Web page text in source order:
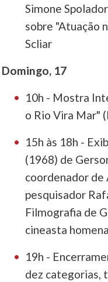
Simone
sobre "Atuação
Scliar
Domingo, 17
10h - Mostra
o Rio Vira Mar"
15h às 18h -
(1968) de
coordenador de
pesquisador
Filmografia de
cineasta
19h -
dez categorias,